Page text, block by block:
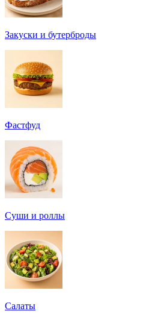
Закуски и бутерброды
Фастфуд
Суши и роллы
Салаты